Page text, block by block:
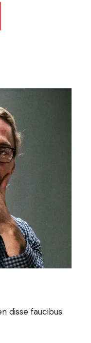
disse faucibus